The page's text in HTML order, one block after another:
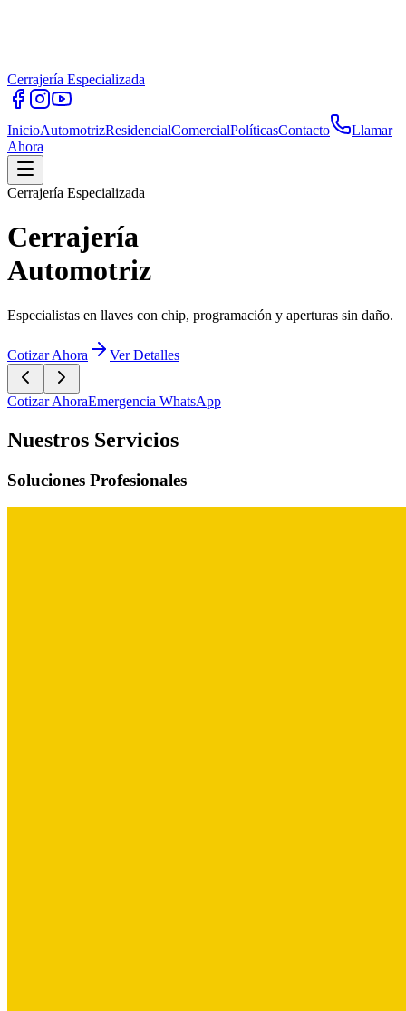
Cerrajería Especializada
InicioAutomotrizResidencialComercialPolíticasContacto
Llamar
Ahora
Cerrajería Especializada
Cerrajería
Automotriz
Especialistas en llaves con chip, programación y aperturas sin daño.
Cotizar Ahora Ver Detalles
Cotizar AhoraEmergencia WhatsApp
Nuestros Servicios
Soluciones Profesionales